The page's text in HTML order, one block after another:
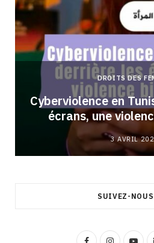
DROITS DES
Cyberviolence en
écrans, une
3 AVRIL
SUIVEZ-NOUS
F
I
Y